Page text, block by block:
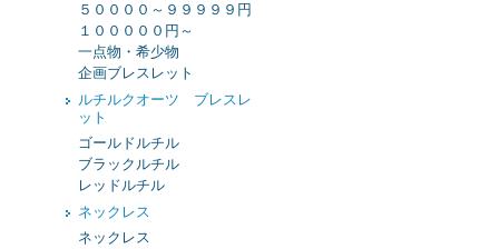
５００００～９９９９９円
１０００００円～
一点物・希少物
企画ブレスレット
ルチルクオーツ ブレスレ
ット
ゴールドルチル
ブラックルチル
レッドルチル
ネックレス
ネックレス